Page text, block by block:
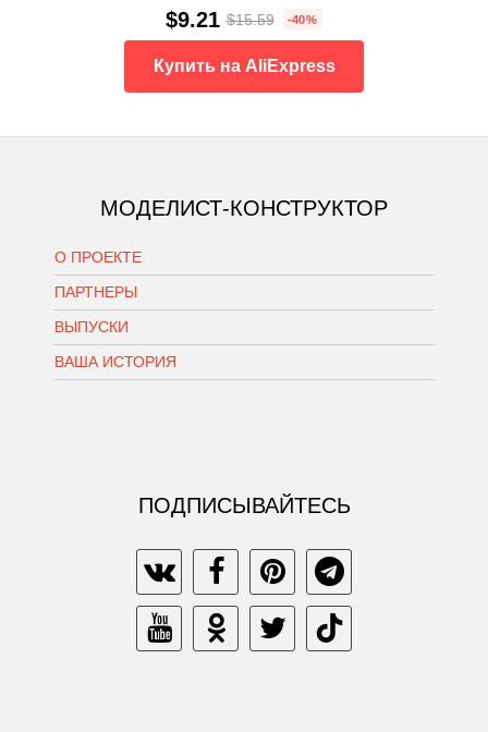
$9.21 $15.59 -40%
Купить на AliExpress
МОДЕЛИСТ-КОНСТРУКТОР
О ПРОЕКТЕ
ПАРТНЕРЫ
ВЫПУСКИ
ВАША ИСТОРИЯ
ПОДПИСЫВАЙТЕСЬ